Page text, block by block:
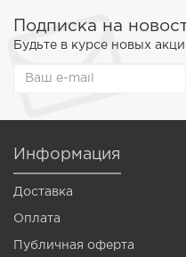
Подписка на
Будьте в курсе новых
Информация
Доставка
Оплата
Публичная оферта